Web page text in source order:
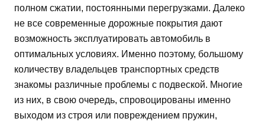
полном сжатии, постоянными перегрузками. Далеко
не все современные дорожные покрытия дают
возможность эксплуатировать автомобиль в
оптимальных условиях. Именно поэтому, большому
количеству владельцев транспортных средств
знакомы различные проблемы с подвеской. Многие
из них, в свою очередь, спровоцированы именно
выходом из строя или повреждением пружин,